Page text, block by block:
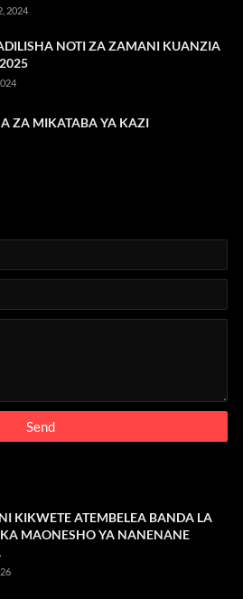
2024
NOTI ZA ZAMANI KUANZIA
ZA MIKATABA YA KAZI
KIKWETE ATEMBELEA BANDA LA
MAONESHO YA NANENANE